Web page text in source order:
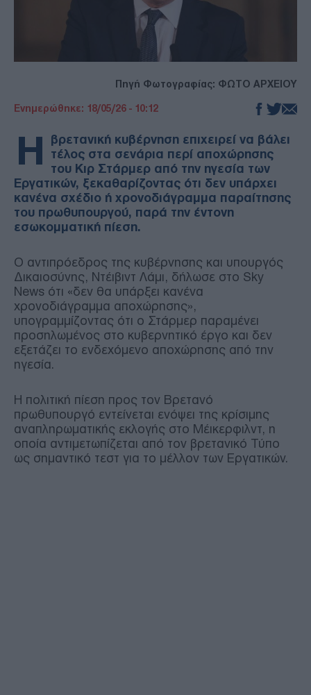
Πηγή Φωτογραφίας: ΦΩΤΟ ΑΡΧΕΙΟΥ
Ενημερώθηκε: 18/05/26 - 10:12
Η
βρετανική κυβέρνηση επιχειρεί να βάλει
τέλος στα σενάρια περί αποχώρησης
του Κιρ Στάρμερ από την ηγεσία των
Εργατικών, ξεκαθαρίζοντας ότι δεν υπάρχει
κανένα σχέδιο ή χρονοδιάγραμμα παραίτησης
του πρωθυπουργού, παρά την έντονη
εσωκομματική πίεση.
Ο αντιπρόεδρος της κυβέρνησης και υπουργός
Δικαιοσύνης, Ντέιβιντ Λάμι, δήλωσε στο Sky
News ότι «δεν θα υπάρξει κανένα
χρονοδιάγραμμα αποχώρησης»,
υπογραμμίζοντας ότι ο Στάρμερ παραμένει
προσηλωμένος στο κυβερνητικό έργο και δεν
εξετάζει το ενδεχόμενο αποχώρησης από την
ηγεσία.
Η πολιτική πίεση προς τον Βρετανό
πρωθυπουργό εντείνεται ενόψει της κρίσιμης
αναπληρωματικής εκλογής στο Μέικερφιλντ, η
οποία αντιμετωπίζεται από τον βρετανικό Τύπο
ως σημαντικό τεστ για το μέλλον των Εργατικών.